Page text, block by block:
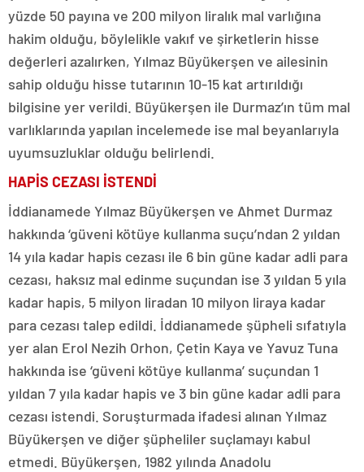
yüzde 50 payına ve 200 milyon liralık mal varlığına
hakim olduğu, böylelikle vakıf ve şirketlerin hisse
değerleri azalırken, Yılmaz Büyükerşen ve ailesinin
sahip olduğu hisse tutarının 10-15 kat artırıldığı
bilgisine yer verildi. Büyükerşen ile Durmaz’ın tüm mal
varlıklarında yapılan incelemede ise mal beyanlarıyla
uyumsuzluklar olduğu belirlendi.
HAPİS CEZASI İSTENDİ
İddianamede Yılmaz Büyükerşen ve Ahmet Durmaz
hakkında ‘güveni kötüye kullanma suçu’ndan 2 yıldan
14 yıla kadar hapis cezası ile 6 bin güne kadar adli para
cezası, haksız mal edinme suçundan ise 3 yıldan 5 yıla
kadar hapis, 5 milyon liradan 10 milyon liraya kadar
para cezası talep edildi. İddianamede şüpheli sıfatıyla
yer alan Erol Nezih Orhon, Çetin Kaya ve Yavuz Tuna
hakkında ise ‘güveni kötüye kullanma’ suçundan 1
yıldan 7 yıla kadar hapis ve 3 bin güne kadar adli para
cezası istendi. Soruşturmada ifadesi alınan Yılmaz
Büyükerşen ve diğer şüpheliler suçlamayı kabul
etmedi. Büyükerşen, 1982 yılında Anadolu